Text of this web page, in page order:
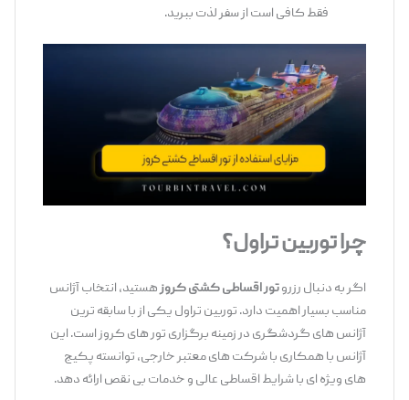
فقط کافی است از سفر لذت ببرید.
چرا توربین تراول؟
اگر به دنبال رزروتور اقساطی کشتی کروزهستید، انتخاب آژانس
مناسب بسیار اهمیت دارد. توربین تراول یکی از با سابقه ‌ترین
آژانس‌ های گردشگری در زمینه برگزاری تور های کروز است. این
آژانس با همکاری با شرکت‌ های معتبر خارجی، توانسته پکیج
‌های ویژه ‌ای با شرایط اقساطی عالی و خدمات بی ‌نقص ارائه دهد.